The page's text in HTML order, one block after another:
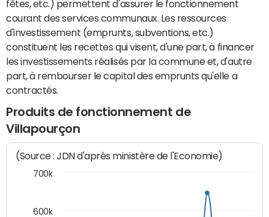
fêtes, etc.) permettent d'assurer le fonctionnement
courant des services communaux. Les ressources
d'investissement (emprunts, subventions, etc.)
constituent les recettes qui visent, d'une part, à financer
les investissements réalisés par la commune et, d'autre
part, à rembourser le capital des emprunts qu'elle a
contractés.
Produits de fonctionnement de
Villapourçon
(Source : JDN d'après ministère de l'Economie)
600k
700k